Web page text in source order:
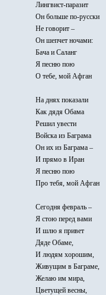
Лингвист-паразит
Он больше по-русски
Не говорит –
Он шепчет ночами:
Бача и Саланг
Я песню пою
О тебе, мой Афган
На днях показали
Как дядя Обама
Решил увести
Войска из Баграма
Он их из Баграма –
И прямо в Иран
Я песню пою
Про тебя, мой Афган
Сегодня февраль –
Я стою перед вами
И шлю я привет
Дяде Обаме,
И людям хорошим,
Живущим в Баграме,
Желаю им мира,
Цветущей весны,